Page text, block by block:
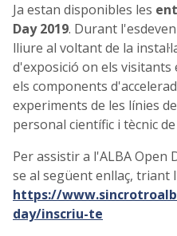
Ja estan disponibles les
Day 2019. Durant
lliure al voltant de la
d'exposició on els
els components
experiments de les línies
personal científic i tècnic de
Per assistir a l'ALBA
se al següent enllaç,
https://
day/inscriu-te